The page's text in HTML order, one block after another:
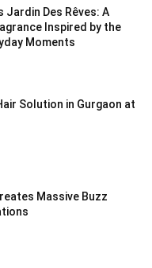
Jardin Des Rêves: A
Inspired by the
Moments
Solution in Gurgaon at
Massive Buzz